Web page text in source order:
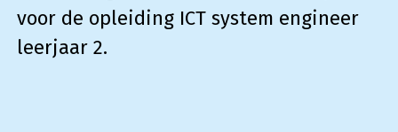
voor de opleiding ICT system engineer
leerjaar 2.